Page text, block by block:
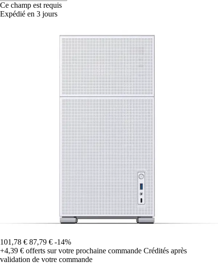
Ce champ est requis
Expédié en 3 jours
101,78 € 87,79 € -14%
+4,39 € offerts sur votre prochaine commande Crédités après
validation de votre commande